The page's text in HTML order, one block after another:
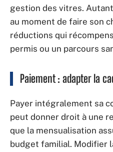
gestion des vitres.
au moment de faire son
réductions qui
permis ou un parcours
Paiement : adapter la
Payer intégralement sa
peut donner droit à une
que la mensualisation
budget familial. Modifier